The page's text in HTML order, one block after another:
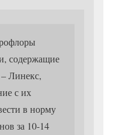
содержащие
Линекс,
с их
в норму
за 10-14